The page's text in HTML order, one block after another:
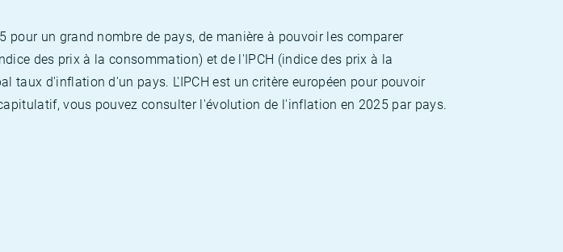
un grand nombre de pays, de manière à pouvoir les comparer
des prix à la consommation) et de l'IPCH (indice des prix à la
taux d'inflation d'un pays. L'IPCH est un critère européen pour pouvoir
vous pouvez consulter l'évolution de l'inflation en 2025 par pays.